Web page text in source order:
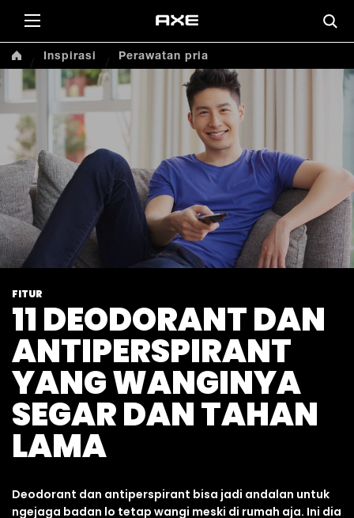
Inspirasi Perawatan pria
FITUR
11 DEODORANT DAN
ANTIPERSPIRANT
YANG WANGINYA
SEGAR DAN TAHAN
LAMA
Deodorant dan antiperspirant bisa jadi andalan untuk
ngejaga badan lo tetap wangi meski di rumah aja. Ini dia